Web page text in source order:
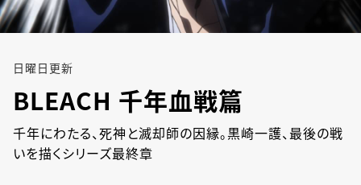
日 曜日 更新
BLEACH 千年血戦篇
千年にわたる、死神と滅却師の因縁。黒崎一護、最後の戦
いを描くシリーズ最終章